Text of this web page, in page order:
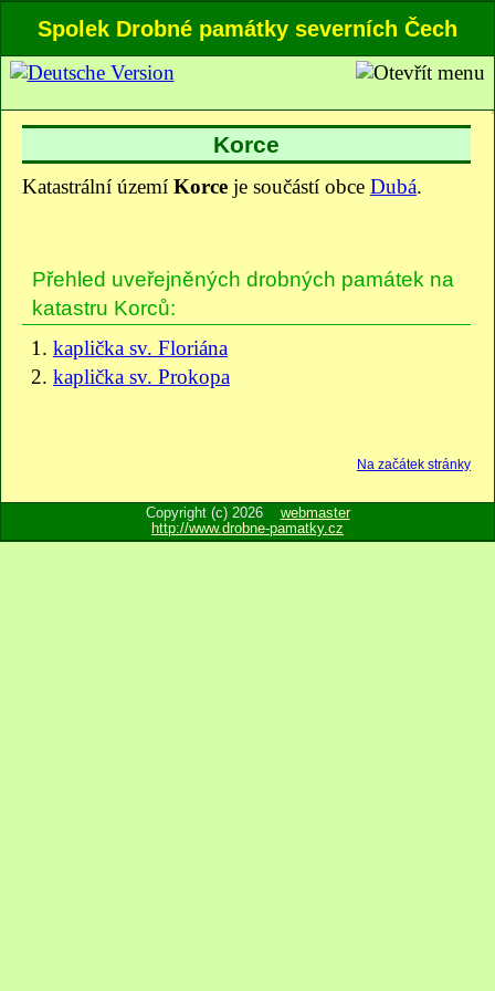
Spolek Drobné památky severních Čech
Korce
Katastrální území Korceje součástí obce Dubá.
Přehled uveřejněných drobných památek na
katastru Korců:
kaplička sv. Floriána
kaplička sv. Prokopa
Na začátek stránky
Copyright (c) 2026 webmaster
http://www.drobne-pamatky.cz